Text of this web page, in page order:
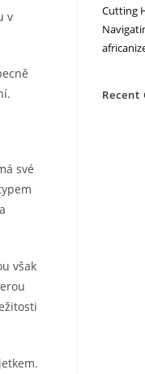
v
své
však
Cutting
Recent